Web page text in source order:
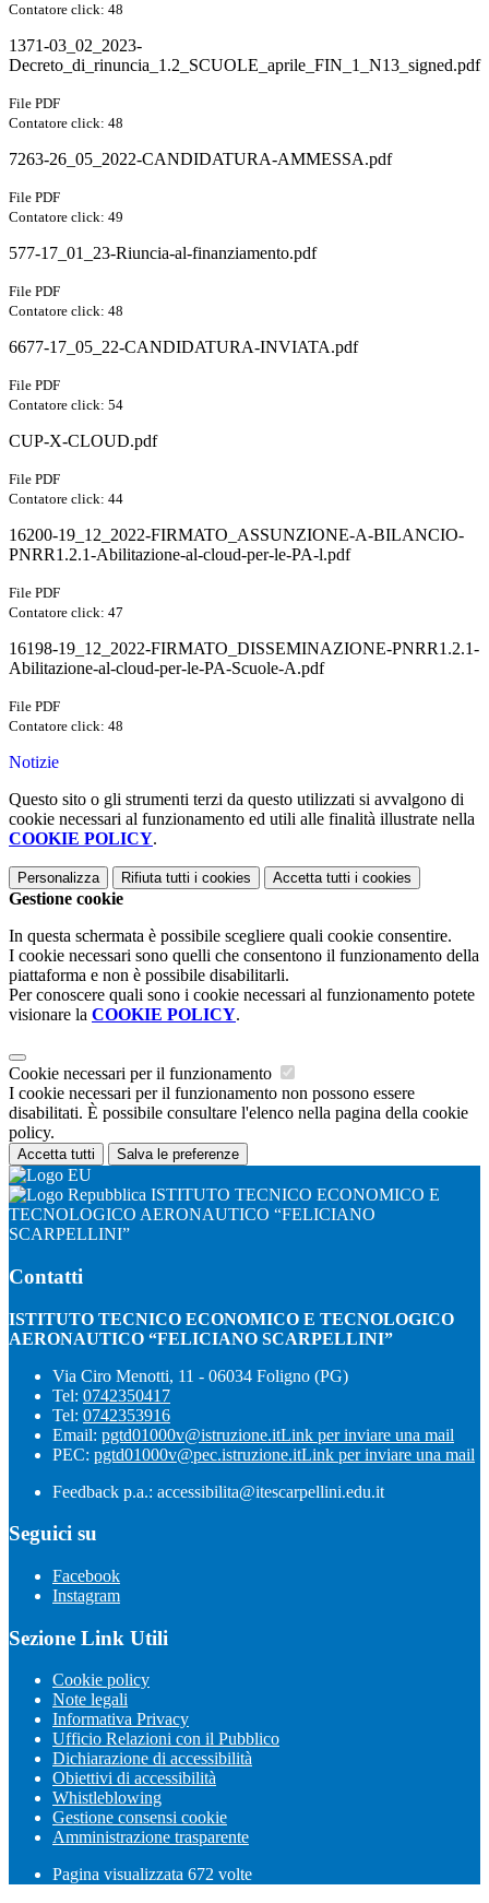
Contatore click: 48
1371-03_02_2023-
Decreto_di_rinuncia_1.2_SCUOLE_aprile_FIN_1_N13_signed.pdf
File PDF
Contatore click: 48
7263-26_05_2022-CANDIDATURA-AMMESSA.pdf
File PDF
Contatore click: 49
577-17_01_23-Riuncia-al-finanziamento.pdf
File PDF
Contatore click: 48
6677-17_05_22-CANDIDATURA-INVIATA.pdf
File PDF
Contatore click: 54
CUP-X-CLOUD.pdf
File PDF
Contatore click: 44
16200-19_12_2022-FIRMATO_ASSUNZIONE-A-BILANCIO-
PNRR1.2.1-Abilitazione-al-cloud-per-le-PA-l.pdf
File PDF
Contatore click: 47
16198-19_12_2022-FIRMATO_DISSEMINAZIONE-PNRR1.2.1-
Abilitazione-al-cloud-per-le-PA-Scuole-A.pdf
File PDF
Contatore click: 48
Notizie
Questo sito o gli strumenti terzi da questo utilizzati si avvalgono di
cookie necessari al funzionamento ed utili alle finalità illustrate nella
COOKIE POLICY.
Personalizza Rifiuta tutti i cookies Accetta tutti i cookies
Gestione cookie
In questa schermata è possibile scegliere quali cookie consentire.
I cookie necessari sono quelli che consentono il funzionamento della
piattaforma e non è possibile disabilitarli.
Per conoscere quali sono i cookie necessari al funzionamento potete
visionare la COOKIE POLICY.
Cookie necessari per il funzionamento
I cookie necessari per il funzionamento non possono essere
disabilitati. È possibile consultare l'elenco nella pagina della cookie
policy.
Accetta tutti Salva le preferenze
ISTITUTO TECNICO ECONOMICO E
TECNOLOGICO AERONAUTICO “FELICIANO
SCARPELLINI”
Contatti
ISTITUTO TECNICO ECONOMICO E TECNOLOGICO
AERONAUTICO “FELICIANO SCARPELLINI”
Via Ciro Menotti, 11 - 06034 Foligno (PG)
Tel: 0742350417
Tel: 0742353916
Email: pgtd01000v@istruzione.itLink per inviare una mail
PEC: pgtd01000v@pec.istruzione.itLink per inviare una mail
Feedback p.a.: accessibilita@itescarpellini.edu.it
Seguici su
Facebook
Instagram
Sezione Link Utili
Cookie policy
Note legali
Informativa Privacy
Ufficio Relazioni con il Pubblico
Dichiarazione di accessibilità
Obiettivi di accessibilità
Whistleblowing
Gestione consensi cookie
Amministrazione trasparente
Pagina visualizzata 672 volte